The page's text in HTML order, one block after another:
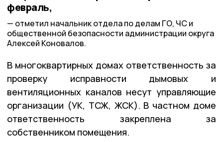
февраль,
отметил начальник отдела по делам ГО, ЧС и
общественной безопасности администрации округа
Алексей Коновалов.
В многоквартирных домах ответственность за
проверку исправности дымовых и
вентиляционных каналов несут управляющие
организации (УК, ТСЖ, ЖСК). В частном доме
ответственность закреплена за
собственником помещения.